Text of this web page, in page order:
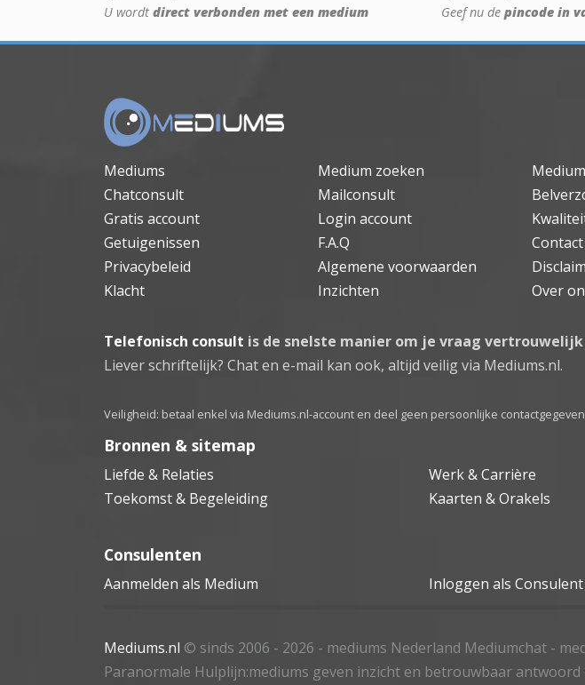
U wordt direct verbonden met een medium
Geef nu de pincode in
Mediums Medium zoeken
Chatconsult
Mailconsult
Gratis account
Login account
Getuigenissen
F.A.Q
Contact
Privacybeleid
Algemene voorwaarden
Klacht
Inzichten Over
Telefonisch consult is de snelste manier om je vraag
Liever schriftelijk? Chat en e-mail kan ook, altijd veilig via Mediums.nl.
Veiligheid: betaal enkel via Mediums.nl-account en deel geen persoonlijke
Bronnen & sitemap
Liefde & Relaties Werk & Carrière
Toekomst & Begeleiding
Kaarten & Orakels
Consulenten
Aanmelden als Medium Inloggen als Consulent
Mediums.nl © sinds 2006 - 2026 - mediums Nederland Mediumchat -
Paranormale Hulplijn:mediums geven inzicht en betrouwbaar antwoord